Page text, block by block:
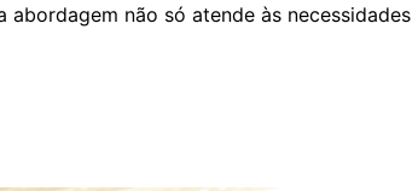
não só atende às necessidades